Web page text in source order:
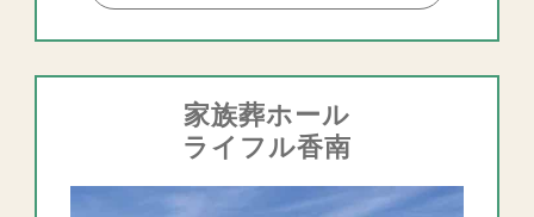
家族葬ホール
ライフル香南